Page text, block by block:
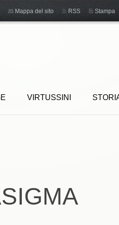
VIRTUSSINI
Mappa del sito RSS Stampa